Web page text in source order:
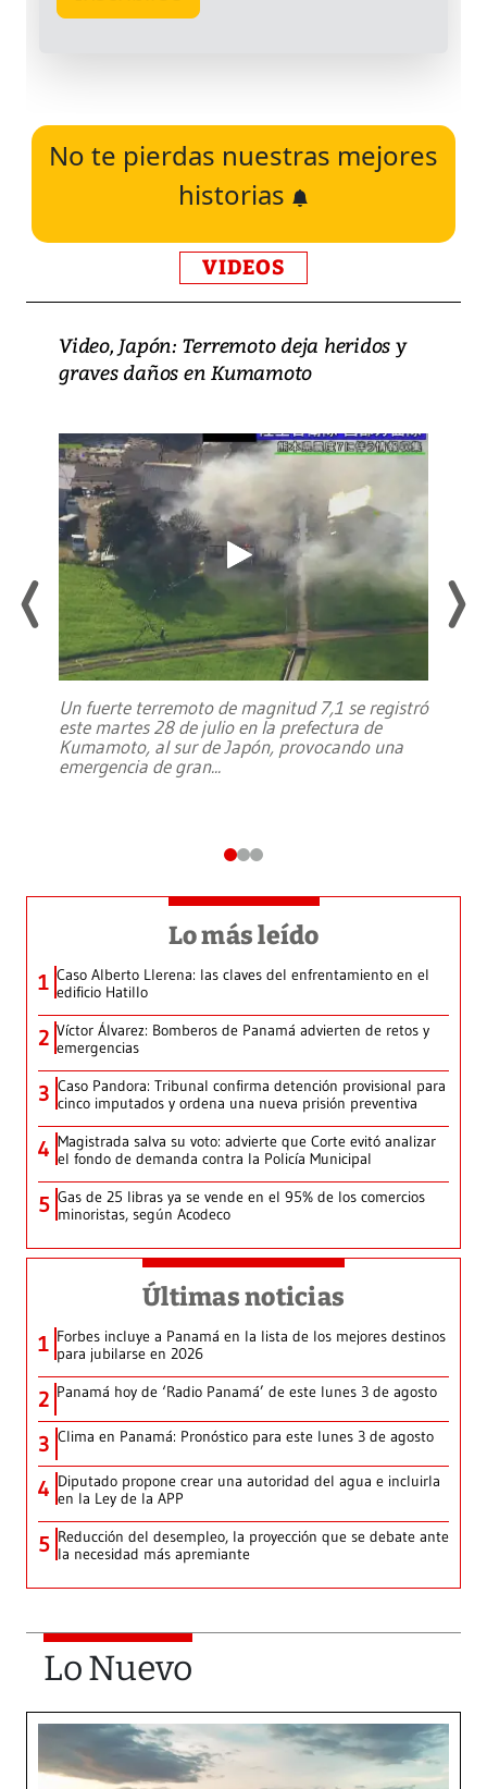
No te pierdas nuestras mejores
historias
VIDEOS
Video, Japón: Terremoto deja heridos y
graves daños en Kumamoto
Un fuerte terremoto de magnitud 7,1 se registró
este martes 28 de julio en la prefectura de
Kumamoto, al sur de Japón, provocando una
emergencia de gran...
Lo más leído
1 Caso Alberto Llerena: las claves del enfrentamiento en el
edificio Hatillo
2 Víctor Álvarez: Bomberos de Panamá advierten de retos y
emergencias
3 Caso Pandora: Tribunal confirma detención provisional para
cinco imputados y ordena una nueva prisión preventiva
4 Magistrada salva su voto: advierte que Corte evitó analizar
el fondo de demanda contra la Policía Municipal
5 Gas de 25 libras ya se vende en el 95% de los comercios
minoristas, según Acodeco
Últimas noticias
1 Forbes incluye a Panamá en la lista de los mejores destinos
para jubilarse en 2026
2 Panamá hoy de ‘Radio Panamá’ de este lunes 3 de agosto
3 Clima en Panamá: Pronóstico para este lunes 3 de agosto
4 Diputado propone crear una autoridad del agua e incluirla
en la Ley de la APP
5 Reducción del desempleo, la proyección que se debate ante
la necesidad más apremiante
Lo Nuevo